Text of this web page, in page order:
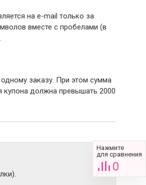
на e-mail только за
вместе с пробелами (в
заказу. При этом сумма
купона должна превышать 2000
Нажмите
для сравнения
0